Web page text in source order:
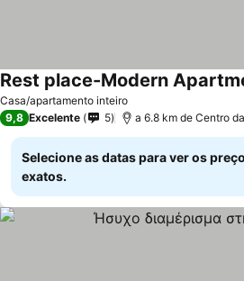
Casa/apartamento inteiro
Rest place-Modern
9,8 Excelente 5 a 6.8 km de Centro
Selecione as datas para ver os
exatos.